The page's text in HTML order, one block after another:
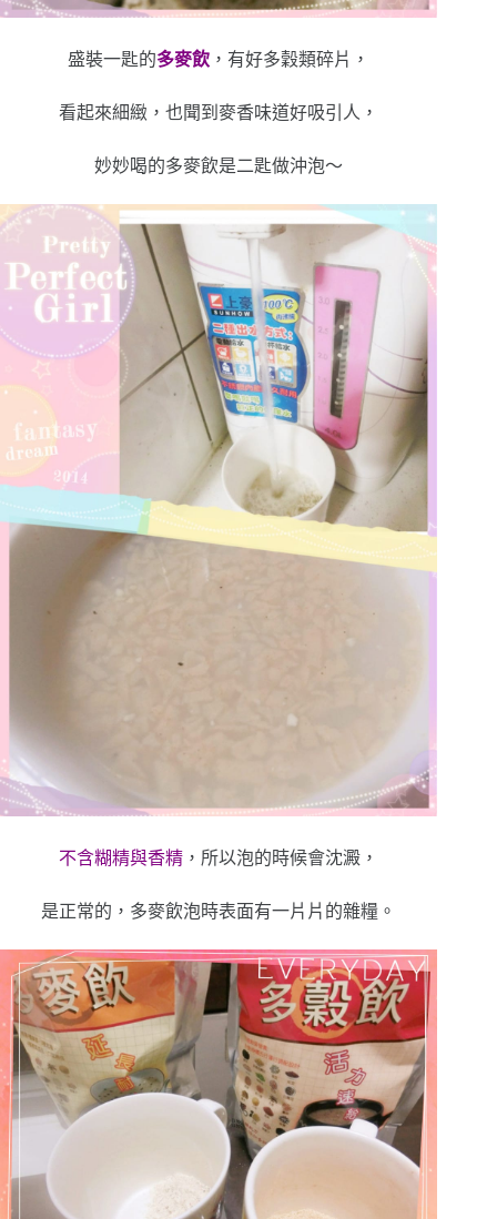
盛裝一匙的多麥飲 ，有好多穀類碎片，
看起來細緻，也聞到麥香味道好吸引人，
妙妙喝的多麥飲是二匙做沖泡～
不含糊精與香精 ，所以泡的時候會沈澱，
是正常的，多麥飲泡時表面有一片片的雜糧。